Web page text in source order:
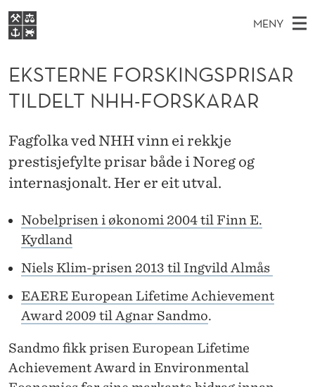
E
K
S
T
R
N
E
F
R
S
N
MENY
O
V
E
D
M
E
Y
VIDEREUTDANNING
BIBLIOTEKET
Ø
K
N
S
T
D
E
T
Studier
Forskning
Alumni
EKSTERNE FORSKINGSPRISAR
TILDELT NHH-FORSKARAR
Fagfolka ved NHH vinn ei rekkje
prestisjefylte prisar både i Noreg og
internasjonalt. Her er eit utval.
Nobelprisen i økonomi 2004 til Finn E.
Kydland
Niels Klim-prisen 2013 til Ingvild Almås
EAERE European Lifetime Achievement
Award 2009 til Agnar Sandmo.
Sandmo fikk prisen European Lifetime
Achievement Award in Environmental